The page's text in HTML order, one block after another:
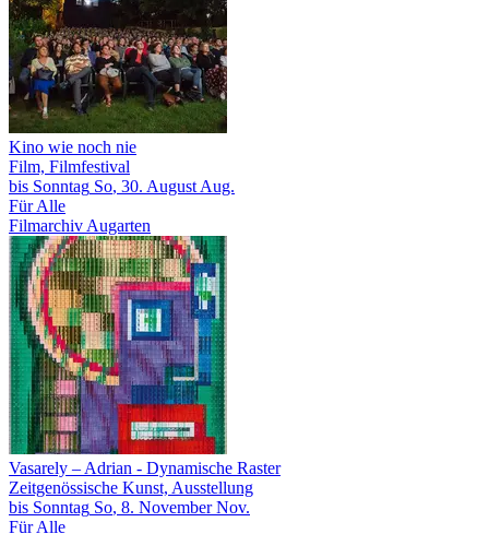
Kino wie noch nie
Film, Filmfestival
bis Sonntag So, 30. August Aug.
Für Alle
Filmarchiv Augarten
Vasarely – Adrian - Dynamische Raster
Zeitgenössische Kunst, Ausstellung
bis Sonntag So, 8. November Nov.
Für Alle